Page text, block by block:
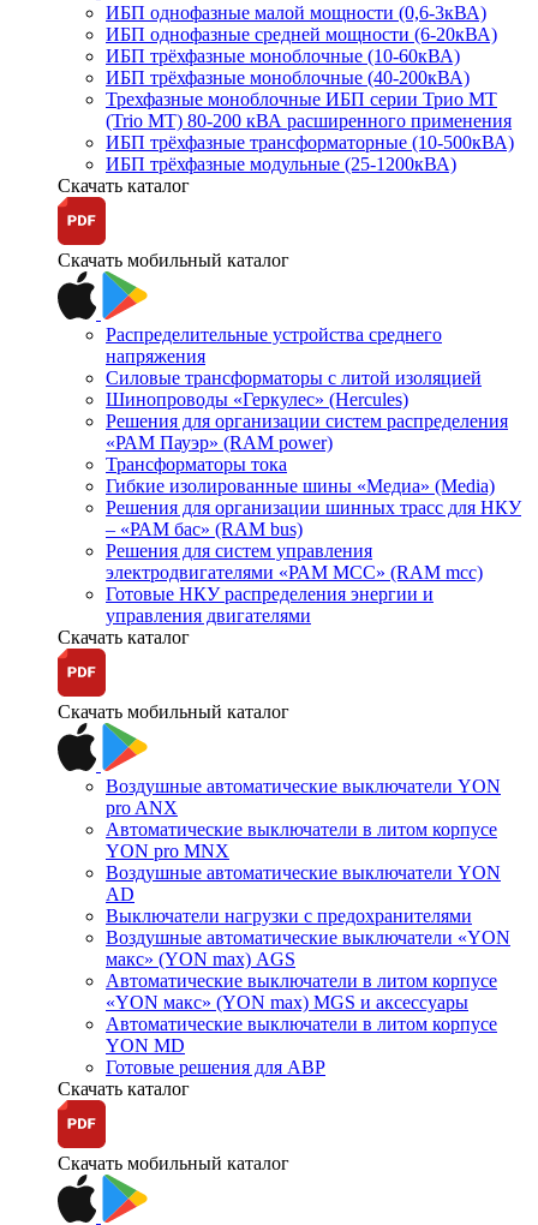
ИБП однофазные малой мощности (0,6-3кВА)
ИБП однофазные средней мощности (6-20кВА)
ИБП трёхфазные моноблочные (10-60кВА)
ИБП трёхфазные моноблочные (40-200кВА)
Трехфазные моноблочные ИБП серии Трио МТ
(Trio MT) 80-200 кВА расширенного применения
ИБП трёхфазные трансформаторные (10-500кВА)
ИБП трёхфазные модульные (25-1200кВА)
Скачать каталог
Скачать мобильный каталог
Распределительные устройства среднего
напряжения
Силовые трансформаторы с литой изоляцией
Шинопроводы «Геркулес» (Hercules)
Решения для организации систем распределения
«РАМ Пауэр» (RAM power)
Трансформаторы тока
Гибкие изолированные шины «Медиа» (Media)
Решения для организации шинных трасс для НКУ
– «РАМ бас» (RAM bus)
Решения для систем управления
электродвигателями «РАМ МСС» (RAM mcc)
Готовые НКУ распределения энергии и
управления двигателями
Скачать каталог
Скачать мобильный каталог
Воздушные автоматические выключатели YON
pro ANX
Автоматические выключатели в литом корпусе
YON pro MNX
Воздушные автоматические выключатели YON
AD
Выключатели нагрузки с предохранителями
Воздушные автоматические выключатели «YON
макс» (YON max) AGS
Автоматические выключатели в литом корпусе
«YON макс» (YON max) MGS и аксессуары
Автоматические выключатели в литом корпусе
YON MD
Готовые решения для АВР
Скачать каталог
Скачать мобильный каталог